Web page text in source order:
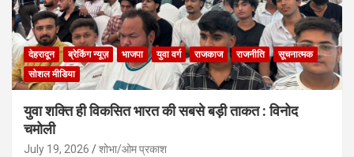
देहरादून ब्रेकिंग न्यूज़ भाजपा युवा वर्ग राजकाज राजनीति
सूचनात्मक
सोशल मीडिया
युवा शक्ति ही विकसित भारत की सबसे बड़ी ताकत : विनोद
चमोली
July 19, 2026 शोभा/ओम प्रकाश